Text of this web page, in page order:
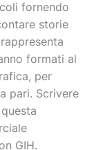
fornendo
storie
formati al
per
pari. Scrivere
GIH.